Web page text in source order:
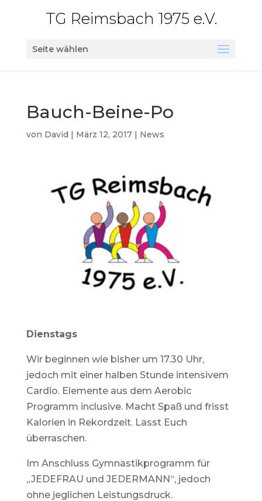
TG Reimsbach 1975 e.V.
Seite wählen
Bauch-Beine-Po
von David | März 12, 2017| News
Dienstags
Wir beginnen wie bisher um 17.30 Uhr,
jedoch mit einer halben Stunde intensivem
Cardio. Elemente aus dem Aerobic
Programm inclusive. Macht Spaß und frisst
Kalorien in Rekordzeit. Lasst Euch
überraschen.
Im Anschluss Gymnastikprogramm für
„JEDEFRAU und JEDERMANN“, jedoch
ohne jeglichen Leistungsdruck.